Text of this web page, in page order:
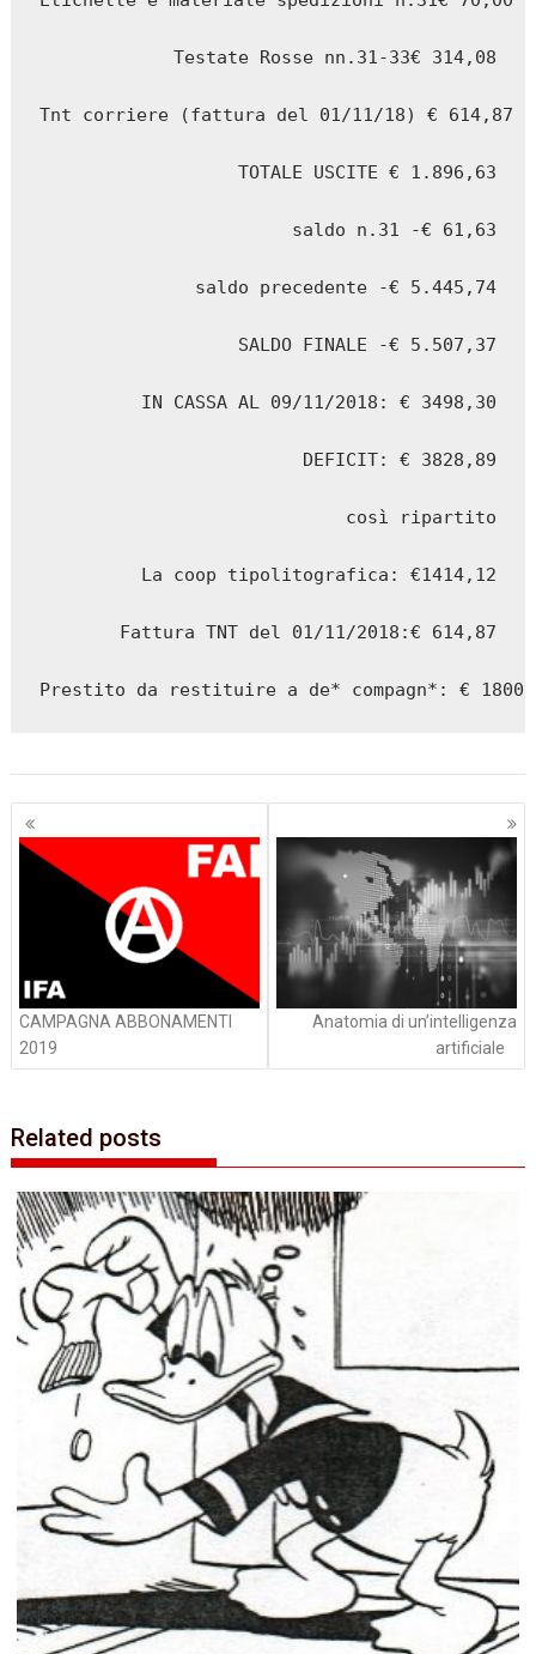
Testate Rosse nn.31-33€ 314,08
Tnt corriere (fattura del 01/11/18) € 614,87
TOTALE USCITE € 1.896,63
saldo n.31 -€ 61,63
saldo precedente -€ 5.445,74
SALDO FINALE -€ 5.507,37
IN CASSA AL 09/11/2018: € 3498,30
DEFICIT: € 3828,89
così ripartito
La coop tipolitografica: €1414,12
Fattura TNT del 01/11/2018:€ 614,87
Prestito da restituire a de* compagn*: €
Navigazione
articoli
CAMPAGNA ABBONAMENTI
2019
Anatomia di un’intelligenza
artificiale
Related posts